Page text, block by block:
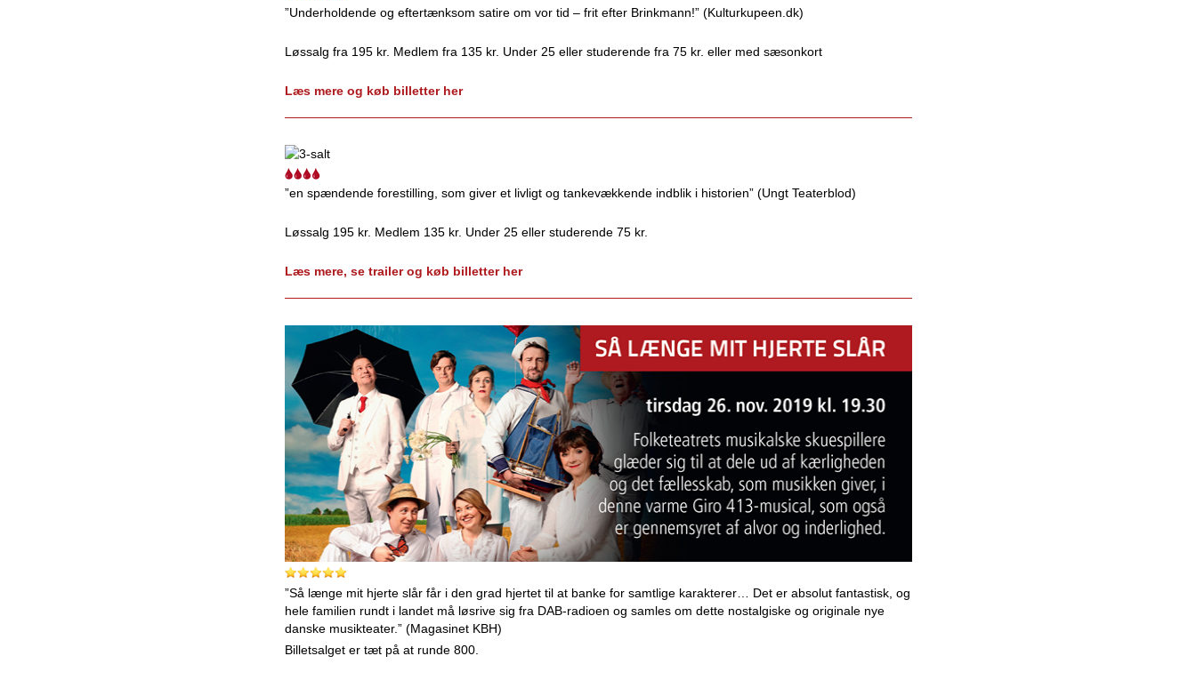
”Underholdende og eftertænksom satire om vor tid – frit efter Brinkmann!” (Kulturkupeen.dk)
Løssalg fra 195 kr. Medlem fra 135 kr. Under 25 eller studerende fra 75 kr. eller med sæsonkort
Læs mere og køb billetter her
”en spændende forestilling, som giver et livligt og tankevækkende indblik i historien” (Ungt Teaterblod)
Løssalg 195 kr. Medlem 135 kr. Under 25 eller studerende 75 kr.
Læs mere, se trailer og køb billetter her
”Så længe mit hjerte slår får i den grad hjertet til at banke for samtlige karakterer… Det er absolut fantastisk, og
hele familien rundt i landet må løsrive sig fra DAB-radioen og samles om dette nostalgiske og originale nye
danske musikteater.” (Magasinet KBH)
Billetsalget er tæt på at runde 800.